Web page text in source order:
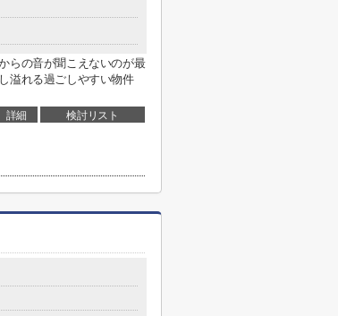
らの音が聞こえないのが最
溢れる過ごしやすい物件
詳細 検討リスト